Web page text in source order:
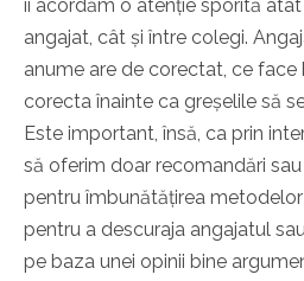
îi acordăm o atenție sporită
angajat, cât și între colegi.
anume are de corectat, ce face
corecta înainte ca greșelile să
Este important, însă, ca prin
să oferim doar recomandări
pentru îmbunătățirea
pentru a descuraja angajatul
pe baza unei opinii bine